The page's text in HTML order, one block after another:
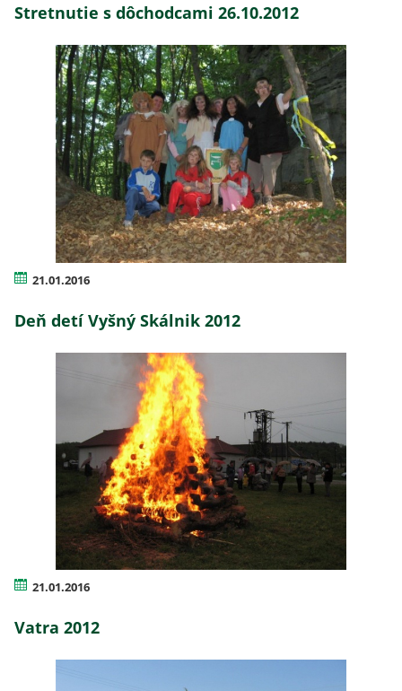
Stretnutie s dôchodcami 26.10.2012
21.01.2016
Deň detí Vyšný Skálnik 2012
21.01.2016
Vatra 2012